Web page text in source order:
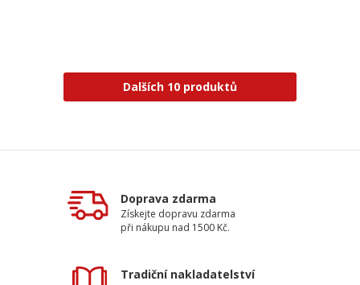
Dalších 10 produktů
Doprava zdarma
Získejte dopravu zdarma
při nákupu nad 1500 Kč.
Tradiční nakladatelství